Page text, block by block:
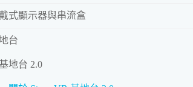
式顯示器與串流盒
台
地台 2.0